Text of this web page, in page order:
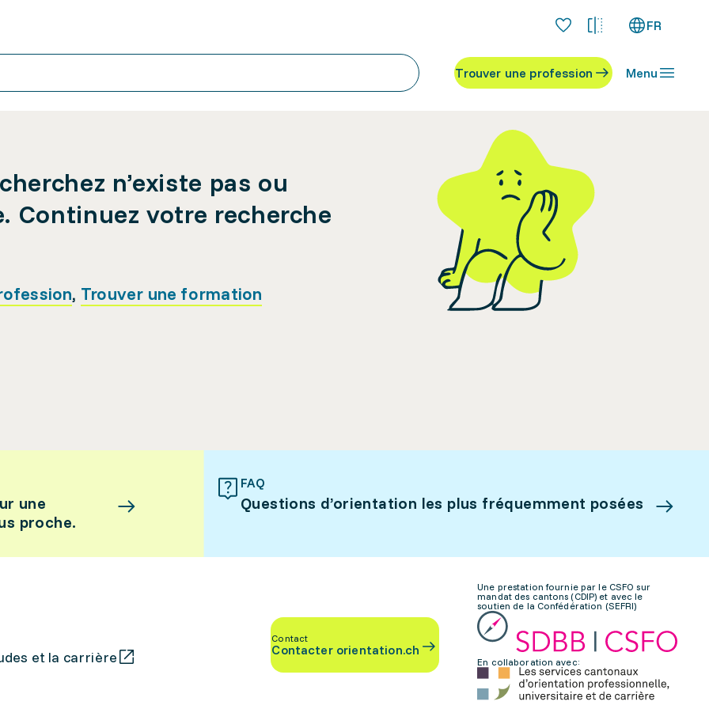
FR
Trouver une profession Menu
n’existe pas ou
Continuez votre recherche
, Trouver une formation
une
proche.
FAQ
Questions d’orientation les plus fréquemment posées
et la carrière
Contact
Contacter orientation.ch
Une prestation fournie par le CSFO sur
mandat des cantons (CDIP) et avec le
soutien de la Confédération (SEFRI)
En collaboration avec: